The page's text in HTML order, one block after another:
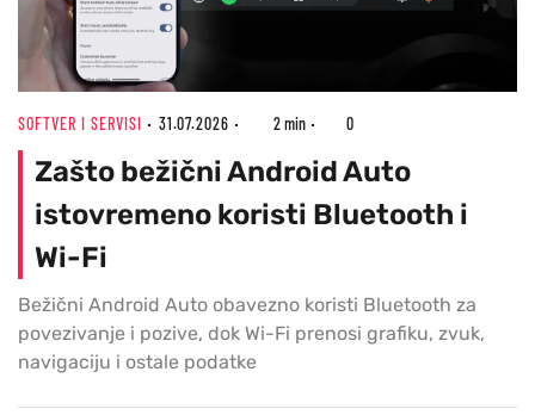
SOFTVER I SERVISI 31.07.2026 2 min 0
Zašto bežični Android Auto
istovremeno koristi Bluetooth i
Wi-Fi
Bežični Android Auto obavezno koristi Bluetooth za
povezivanje i pozive, dok Wi-Fi prenosi grafiku, zvuk,
navigaciju i ostale podatke